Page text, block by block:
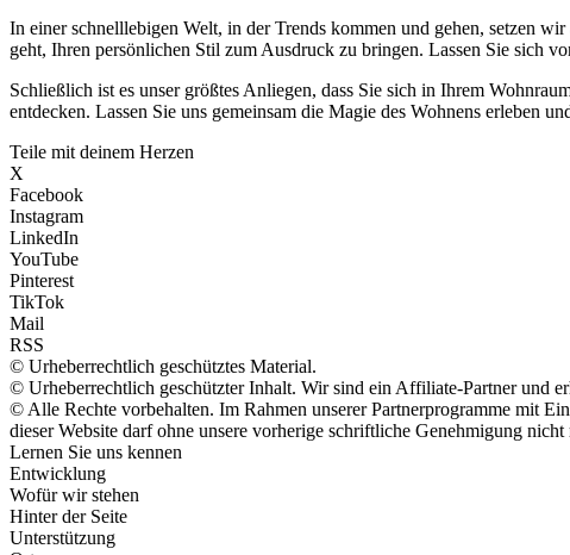
In einer schnelllebigen Welt, in der Trends kommen und gehen, setzen
geht, Ihren persönlichen Stil zum Ausdruck zu bringen. Lassen Sie sich
Schließlich ist es unser größtes Anliegen, dass Sie sich in Ihrem
entdecken. Lassen Sie uns gemeinsam die Magie des Wohnens erleben
Teile mit deinem Herzen
X
Facebook
Instagram
LinkedIn
YouTube
Pinterest
TikTok
Mail
RSS
© Urheberrechtlich geschütztes Material.
© Urheberrechtlich geschützter Inhalt. Wir sind ein Affiliate-Partner und
© Alle Rechte vorbehalten. Im Rahmen unserer Partnerprogramme mit
dieser Website darf ohne unsere vorherige schriftliche Genehmigung
Lernen Sie uns kennen
Entwicklung
Wofür wir stehen
Hinter der Seite
Unterstützung